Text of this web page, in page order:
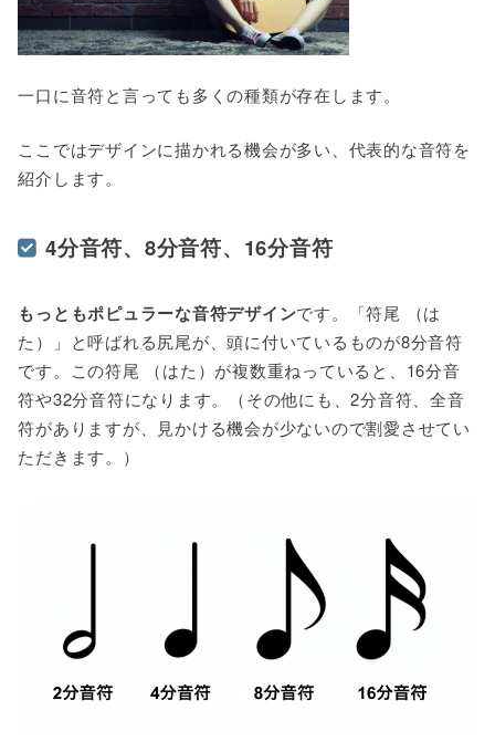
一口に音符と言っても多くの種類が存在します。
ここではデザインに描かれる機会が多い、代表的な音符を
紹介します。
4分音符、8分音符、16分音符
もっともポピュラーな音符デザインです。「符尾 （は
た）」と呼ばれる尻尾が、頭に付いているものが8分音符
です。この符尾 （はた）が複数重ねっていると、16分音
符や32分音符になります。（その他にも、2分音符、全音
符がありますが、見かける機会が少ないので割愛させてい
ただきます。）